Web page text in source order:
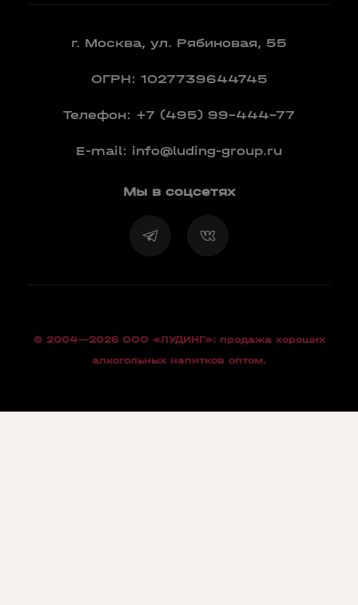
г. Москва, ул. Рябиновая, 55
ОГРН: 1027739644745
Телефон: +7 (495) 99-444-77
E-mail: info@luding-group.ru
Мы в соцсетях
© 2004—2026 OOO «ЛУДИНГ»: продажа хороших
алкогольных напитков оптом.